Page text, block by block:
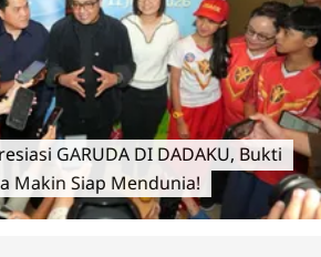
GARUDA DI DADAKU, Bukti
Makin Siap Mendunia!